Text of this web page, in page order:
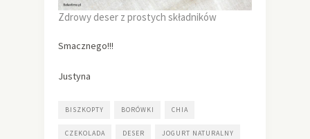
Zdrowy deser z prostych składników
Smacznego!!!
Justyna
BISZKOPTY BORÓWKI CHIA
CZEKOLADA DESER JOGURT NATURALNY